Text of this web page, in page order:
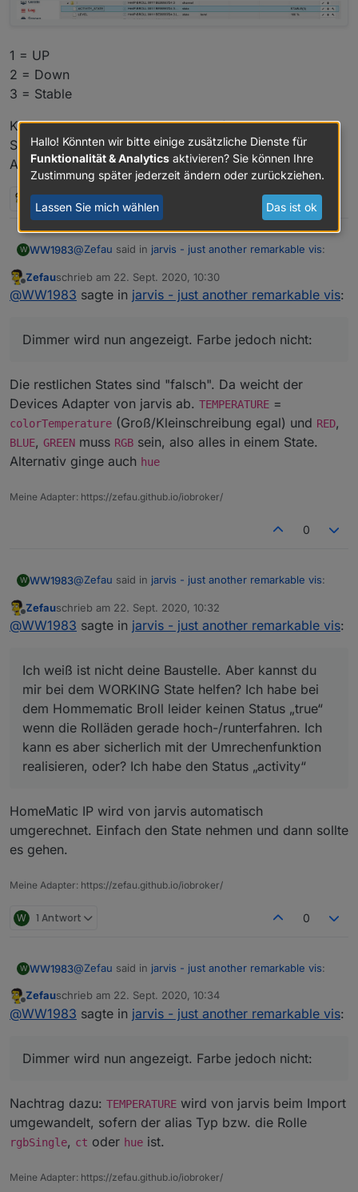
1 = UP
2 = Down
3 = Stable
Kann doch mit der Umrechnung definieren, wenn der
Status 1 oder 2 ist, dann WORKING auf true setzen?
Allerdings kenn ich mich mit de Umrechnung nicht aus.
1 Antwort 0
W WW1983@Zefau said in jarvis - just another remarkable vis:
@WW1983sagte injarvis - just another
Eine Frage habe ich noch. Wieso werden
Zusatzfunktionen (Dimmer, Farbe etc)
einstellen?
Ist ein Bug. Kannst du v1.0.0-rc.13
probieren? Damit sollte es passen.
Der Stop-Button wird nicht angezeigt.
Offline
Zefauschrieb am 22. Sept. 2020, 10:30
zuletzt editiert von
@WW1983 sagte in jarvis - just another remarkable vis:
Dimmer wird nun angezeigt. Farbe jedoch nicht:
Die restlichen States sind "falsch". Da weicht der
Devices Adapter von jarvis ab. TEMPERATURE =
colorTemperature (Groß/Kleinschreibung egal) und RED,
BLUE, GREEN muss RGB sein, also alles in einem State.
Alternativ ginge auch hue
Meine Adapter: https://zefau.github.io/iobroker/
0
W WW1983@Zefau said in jarvis - just another remarkable vis:
@WW1983sagte injarvis - just another
Du musst im alias den WORKING
state definieren
(undSTOP, was du aber ja hast), dann mappt
jarvis das beides aufactivity(der bei dir
fehlt).
aber die States siehst du zumindest unter
https://github.com/Zefau/ioBroker.jarvis/wiki/de
bei dem WORKING State helfen? Ich habe bei dem
Hommematic Broll leider keinen Status „true“ wenn
die Rolläden gerade hoch-/runterfahren. Ich kann es
aber sicherlich mit der Umrechenfunktion realisieren,
oder? Ich habe den Status „activity“
1 = UP
2 = Down
3 = Stable
Kann doch mit der Umrechnung definieren, wenn der
Status 1 oder 2 ist, dann WORKING auf true setzen?
Allerdings kenn ich mich mit de Umrechnung nicht
Offline
Zefauschrieb am 22. Sept. 2020, 10:32
zuletzt editiert von
@WW1983 sagte in jarvis - just another remarkable vis:
Ich weiß ist nicht deine Baustelle. Aber kannst du
mir bei dem WORKING State helfen? Ich habe bei
dem Hommematic Broll leider keinen Status „true“
wenn die Rolläden gerade hoch-/runterfahren. Ich
kann es aber sicherlich mit der Umrechenfunktion
realisieren, oder? Ich habe den Status „activity“
HomeMatic IP wird von jarvis automatisch
umgerechnet. Einfach den State nehmen und dann sollte
es gehen.
Meine Adapter: https://zefau.github.io/iobroker/
W 1 Antwort 0
W WW1983@Zefau said in jarvis - just another remarkable vis:
@WW1983sagte injarvis - just another
Eine Frage habe ich noch. Wieso werden
Zusatzfunktionen (Dimmer, Farbe etc)
angezeigt. Muss ich dafür noch was
einstellen?
probieren? Damit sollte es passen.
Der Stop-Button wird nicht angezeigt.
Offline
Zefauschrieb am 22. Sept. 2020, 10:34
zuletzt editiert von
@WW1983 sagte in jarvis - just another remarkable vis:
Dimmer wird nun angezeigt. Farbe jedoch nicht:
Nachtrag dazu: TEMPERATURE wird von jarvis beim Import
umgewandelt, sofern der alias Typ bzw. die Rolle
rgbSingle, ct oder hue ist.
Meine Adapter: https://zefau.github.io/iobroker/
Hallo! Könnten wir bitte einige zusätzliche Dienste für
Funktionalität & Analytics aktivieren? Sie können Ihre
Zustimmung später jederzeit ändern oder zurückziehen.
Lassen Sie mich wählen Das ist ok